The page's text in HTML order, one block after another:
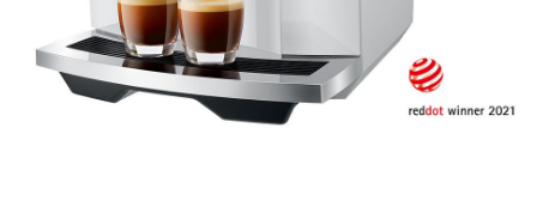
Koszyk